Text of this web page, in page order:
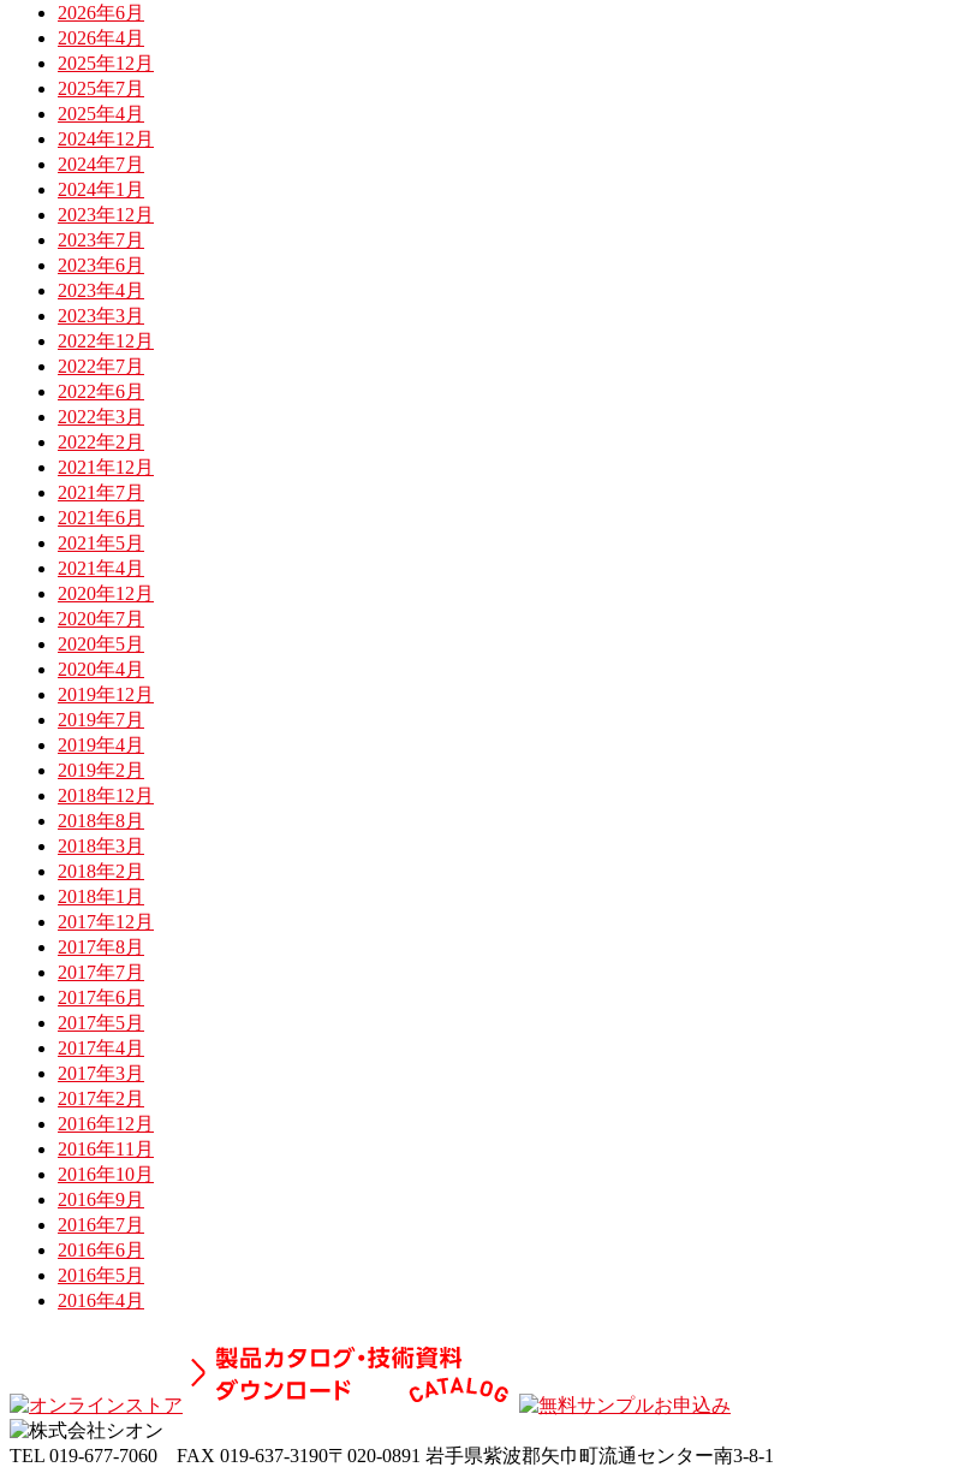
2026年6月
2026年4月
2025年12月
2025年7月
2025年4月
2024年12月
2024年7月
2024年1月
2023年12月
2023年7月
2023年6月
2023年4月
2023年3月
2022年12月
2022年7月
2022年6月
2022年3月
2022年2月
2021年12月
2021年7月
2021年6月
2021年5月
2021年4月
2020年12月
2020年7月
2020年5月
2020年4月
2019年12月
2019年7月
2019年4月
2019年2月
2018年12月
2018年8月
2018年3月
2018年2月
2018年1月
2017年12月
2017年8月
2017年7月
2017年6月
2017年5月
2017年4月
2017年3月
2017年2月
2016年12月
2016年11月
2016年10月
2016年9月
2016年7月
2016年6月
2016年5月
2016年4月
TEL 019-677-7060 FAX 019-637-3190〒020-0891 岩手県紫波郡矢巾町流通センター南3-8-1